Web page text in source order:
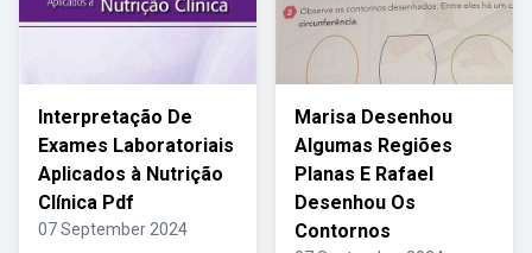
Interpretação De
Exames Laboratoriais
Aplicados à Nutrição
Clínica Pdf
07 September 2024
Marisa Desenhou
Algumas Regiões
Planas E Rafael
Desenhou Os
Contornos